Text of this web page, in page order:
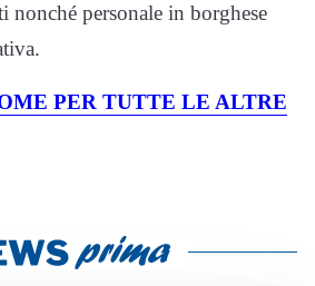
nonché personale in borghese
PER TUTTE LE ALTRE